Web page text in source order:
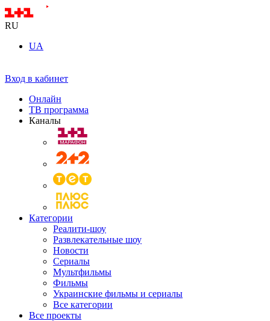
RU
UA
Вход в кабинет
Онлайн
ТВ программа
Каналы
Категории
Реалити-шоу
Развлекательные шоу
Новости
Сериалы
Мультфильмы
Фильмы
Украинские фильмы и сериалы
Все категории
Все проекты